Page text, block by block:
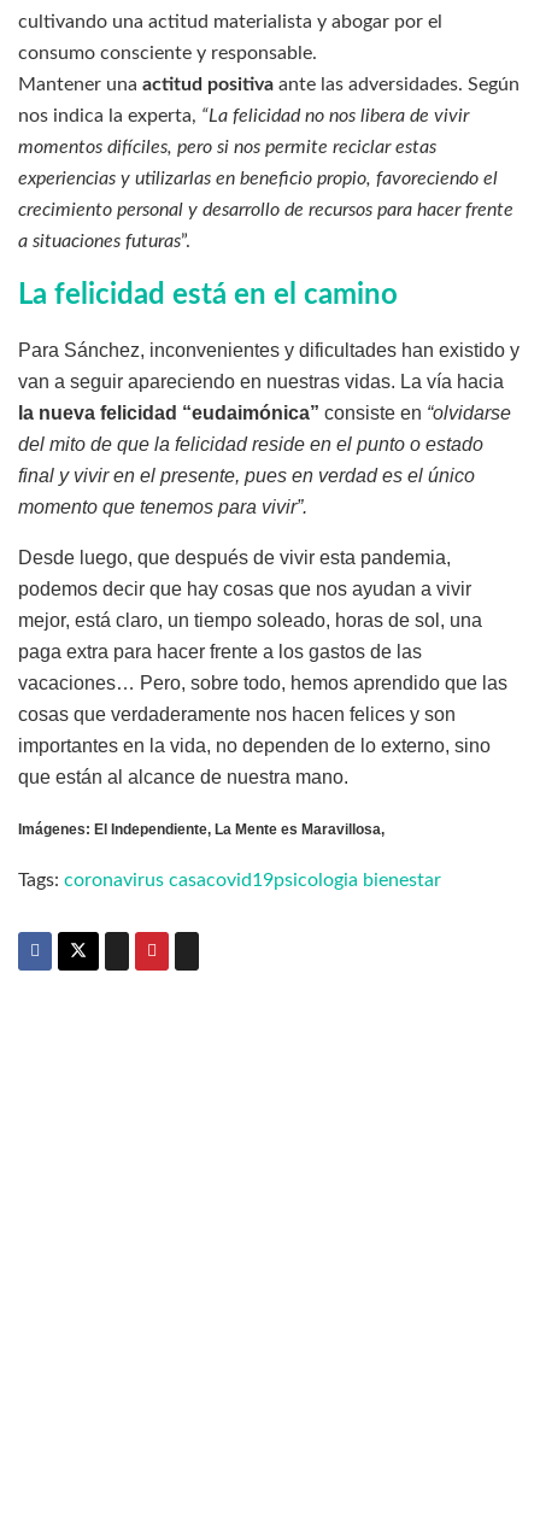
cultivando una actitud materialista y abogar por el
consumo consciente y responsable.
Mantener una actitud positiva ante las adversidades. Según
nos indica la experta, “La felicidad no nos libera de vivir
momentos difíciles, pero si nos permite reciclar estas
experiencias y utilizarlas en beneficio propio, favoreciendo el
crecimiento personal y desarrollo de recursos para hacer frente
a situaciones futuras”.
La felicidad está en el camino
Para Sánchez, inconvenientes y dificultades han existido y
van a seguir apareciendo en nuestras vidas. La vía hacia
la nueva felicidad “eudaimónica” consiste en “olvidarse
del mito de que la felicidad reside en el punto o estado
final y vivir en el presente, pues en verdad es el único
momento que tenemos para vivir”.
Desde luego, que después de vivir esta pandemia,
podemos decir que hay cosas que nos ayudan a vivir
mejor, está claro, un tiempo soleado, horas de sol, una
paga extra para hacer frente a los gastos de las
vacaciones… Pero, sobre todo, hemos aprendido que las
cosas que verdaderamente nos hacen felices y son
importantes en la vida, no dependen de lo externo, sino
que están al alcance de nuestra mano.
Imágenes: El Independiente, La Mente es Maravillosa,
Tags: coronavirus casacovid19psicologia bienestar